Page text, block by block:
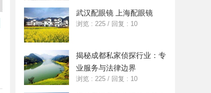
武汉配眼镜 上海配眼镜
浏览 : 225 / 回复 : 10
揭秘成都私家侦探行业：专
业服务与法律边界
浏览 : 225 / 回复 : 10